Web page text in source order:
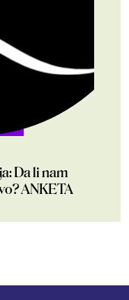
Da li nam
ANKETA